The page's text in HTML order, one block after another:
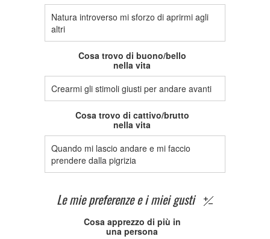
Natura introverso mi sforzo di aprirmi agli
altri
Cosa trovo di buono/bello
nella vita
Crearmi gli stimoli giusti per andare avanti
Cosa trovo di cattivo/brutto
nella vita
Quando mi lascio andare e mi faccio
prendere dalla pigrizia
Le mie preferenze e i miei gusti
Cosa apprezzo di più in
una persona